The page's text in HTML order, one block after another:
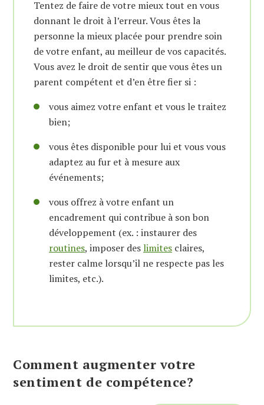
Tentez de faire de votre mieux tout en vous
donnant le droit à l’erreur. Vous êtes la
personne la mieux placée pour prendre soin
de votre enfant, au meilleur de vos capacités.
Vous avez le droit de sentir que vous êtes un
parent compétent et d’en être fier si :
vous aimez votre enfant et vous le traitez
bien;
vous êtes disponible pour lui et vous vous
adaptez au fur et à mesure aux
événements;
vous offrez à votre enfant un
encadrement qui contribue à son bon
développement (ex. : instaurer des
routines, imposer des limites claires,
rester calme lorsqu’il ne respecte pas les
limites, etc.).
Comment augmenter votre
sentiment de compétence?